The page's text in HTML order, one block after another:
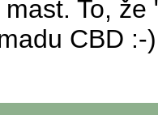
To,
CBD :-)